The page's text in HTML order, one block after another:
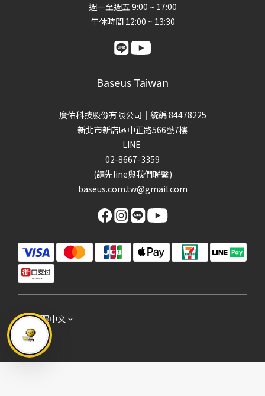
週一至週五 9:00 ~ 17:00
午休時間 12:00 ~ 13:30
Baseus Taiwan
廣佑科技股份有限公司｜統編 84478225
新北市新店區中正路566號7樓
LINE
02-8667-3359
(請先line與我們聯繫)
baseus.com.tw@gmail.com
繁體中文